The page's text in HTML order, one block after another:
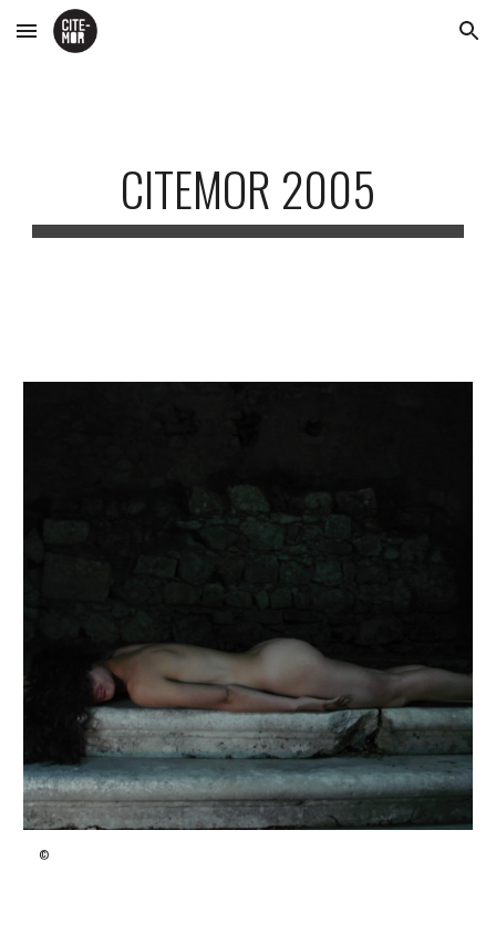
Skip to main content Skip to navigation
CITEMOR 2005
©